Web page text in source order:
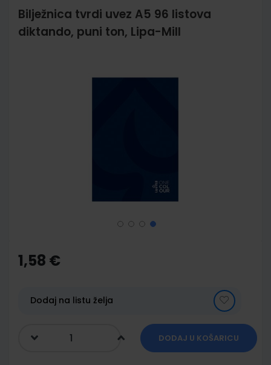
Bilježnica tvrdi uvez A5 96 listova
diktando, puni ton, Lipa-Mill
the
beginning
gallery
1,58 €
Dodaj na listu želja
DODAJ U KOŠARICU